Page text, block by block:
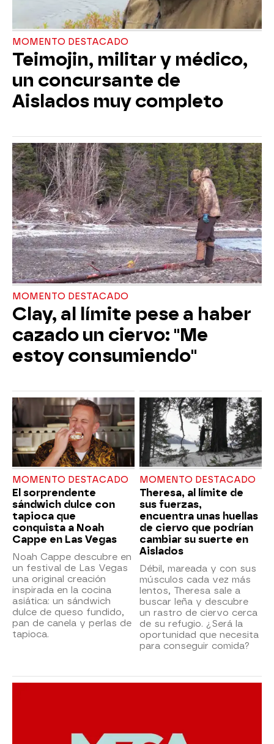
MOMENTO DESTACADO
Teimojin, militar y médico,
un concursante de
Aislados muy completo
MOMENTO DESTACADO
Clay, al límite pese a haber
cazado un ciervo: "Me
estoy consumiendo"
MOMENTO DESTACADO
El sorprendente
sándwich dulce con
tapioca que
conquista a Noah
Cappe en Las Vegas
Noah Cappe descubre en
un festival de Las Vegas
una original creación
inspirada en la cocina
asiática: un sándwich
dulce de queso fundido,
pan de canela y perlas de
tapioca.
MOMENTO DESTACADO
Theresa, al límite de
sus fuerzas,
encuentra unas huellas
de ciervo que podrían
cambiar su suerte en
Aislados
Débil, mareada y con sus
músculos cada vez más
lentos, Theresa sale a
buscar leña y descubre
un rastro de ciervo cerca
de su refugio. ¿Será la
oportunidad que necesita
para conseguir comida?